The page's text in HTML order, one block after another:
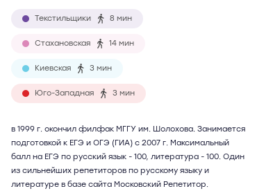
Текстильщики 8 мин
Стахановская 14 мин
Киевская 3 мин
Юго-Западная 3 мин
в 1999 г. окончил филфак МГГУ им. Шолохова. Занимается
подготовкой к ЕГЭ и ОГЭ (ГИА) с 2007 г. Максимальный
балл на ЕГЭ по русский язык - 100, литература - 100. Один
из сильнейших репетиторов по русскому языку и
литературе в базе сайта Московский Репетитор.